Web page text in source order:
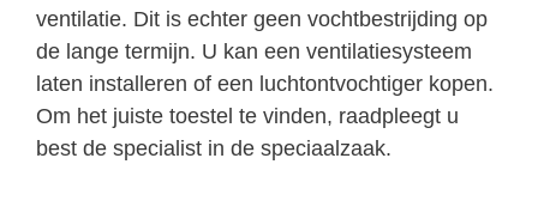
ventilatie. Dit is echter geen vochtbestrijding op
de lange termijn. U kan een ventilatiesysteem
laten installeren of een luchtontvochtiger kopen.
Om het juiste toestel te vinden, raadpleegt u
best de specialist in de speciaalzaak.